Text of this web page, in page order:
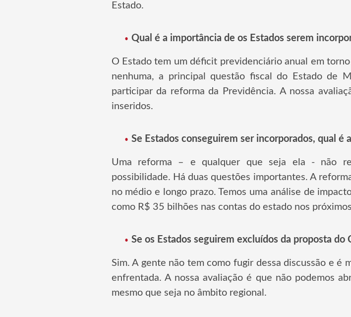
Estado.
Qual é a importância de os Estados serem
O Estado tem um déficit previdenciário anual em
nenhuma, a principal questão fiscal do Estado de
participar da reforma da Previdência. A nossa
inseridos.
Se Estados conseguirem ser incorporados, qual é
Uma reforma – e qualquer que seja ela - não
possibilidade. Há duas questões importantes. A
no médio e longo prazo. Temos uma análise de
como R$ 35 bilhões nas contas do estado nos
Se os Estados seguirem excluídos da proposta
Sim. A gente não tem como fugir dessa discussão e é
enfrentada. A nossa avaliação é que não podemos
mesmo que seja no âmbito regional.